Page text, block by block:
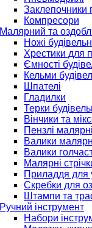
Заклепочники
Компресори
Малярний та
Ножі
Хрестики для
Ємності
Кельми
Шпателі
Гладилки
Терки
Вінчики та
Пензлі малярні
Валики
Валики
Малярні
Приладдя для
Скребки для
Штампи та
Ручний інструмент
Набори